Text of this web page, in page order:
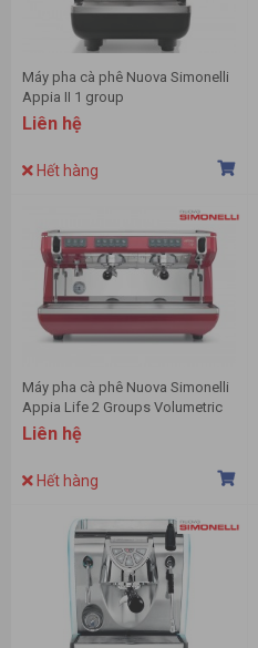
Máy pha cà phê Nuova Simonelli
Appia II 1 group
Liên hệ
Hết hàng
Máy pha cà phê Nuova Simonelli
Appia Life 2 Groups Volumetric
Liên hệ
Hết hàng